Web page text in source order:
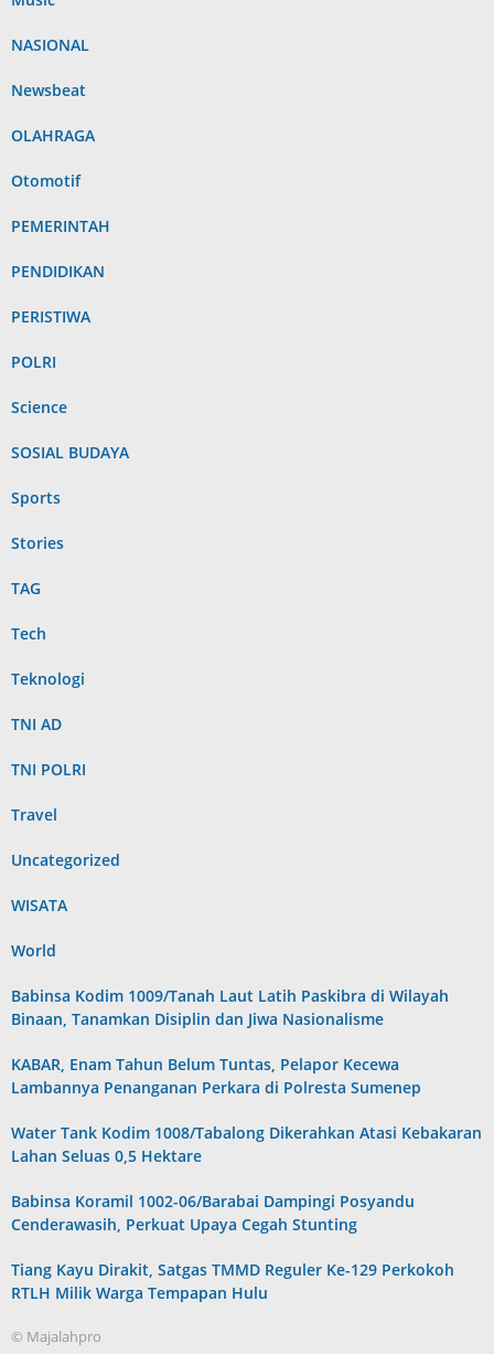
NASIONAL
Newsbeat
OLAHRAGA
Otomotif
PEMERINTAH
PENDIDIKAN
PERISTIWA
POLRI
Science
SOSIAL BUDAYA
Sports
Stories
TAG
Tech
Teknologi
TNI AD
TNI POLRI
Travel
Uncategorized
WISATA
World
Babinsa Kodim 1009/Tanah Laut Latih Paskibra di Wilayah
Binaan, Tanamkan Disiplin dan Jiwa Nasionalisme
KABAR, Enam Tahun Belum Tuntas, Pelapor Kecewa
Lambannya Penanganan Perkara di Polresta Sumenep
Water Tank Kodim 1008/Tabalong Dikerahkan Atasi Kebakaran
Lahan Seluas 0,5 Hektare
Babinsa Koramil 1002-06/Barabai Dampingi Posyandu
Cenderawasih, Perkuat Upaya Cegah Stunting
Tiang Kayu Dirakit, Satgas TMMD Reguler Ke-129 Perkokoh
RTLH Milik Warga Tempapan Hulu
© Majalahpro